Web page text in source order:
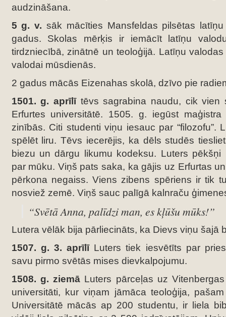
audzināšana.
5 g. v. sāk mācīties Mansfeldas pilsētas
gadus. Skolas mērķis ir iemācīt latīņu
tirdzniecībā, zinātnē un teoloģijā. Latīņu
valodai mūsdienās.
2 gadus mācās Eizenahas skolā, dzīvo pie
1501. g. aprīlītēvs sagrabina naudu, cik vien
Erfurtes universitātē. 1505. g. iegūst maģistra
zinībās. Citi studenti viņu iesauc par “filozofu”.
spēlēt liru. Tēvs iecerējis, ka dēls studēs
biezu un dārgu likumu kodeksu. Luters pēkšņi
par mūku. Viņš pats saka, ka gājis uz Erfurtas
pērkona negaiss. Viens zibens spēriens ir tik
nosviež zemē. Viņš sauc palīgā kalnraču
“Svētā Anna, palīdzi man, es kļūšu mūks!”
Lutera vēlāk bija pārliecināts, ka Dievs viņu šajā
1507. g. 3. aprīlīLuters tiek iesvētīts par
savu pirmo svētās mises dievkalpojumu.
1508. g. ziemā Luters pārceļas uz
universitāti, kur viņam jāmāca teoloģija,
Universitātē mācās ap 200 studentu, ir liela